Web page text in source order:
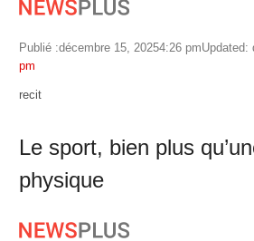
Publié :décembre 15, 20254:26 pmUpdated:
pm
Author
recit
Le sport, bien plus
physique